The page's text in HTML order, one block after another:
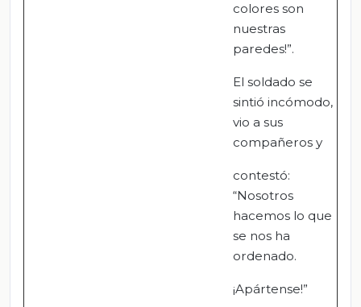
colores son
nuestras
paredes!”.
El soldado se
sintió incómodo,
vio a sus
compañeros y
contestó:
“Nosotros
hacemos lo que
se nos ha
ordenado.
¡Apártense!”